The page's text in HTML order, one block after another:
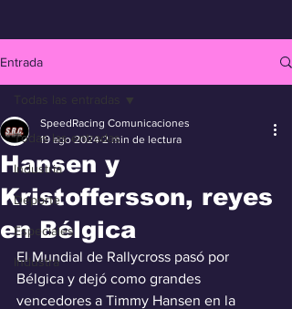
Entrada
Todas las entradas
Industria
Deporte
Especiales
Industra
Todas las entradas
Hansen y
Kristoffersson, reyes
en Bélgica
SpeedRacing Comunicaciones
19 ago 2024 2 min de lectura
El Mundial de Rallycross pasó por
Bélgica y dejó como grandes
vencedores a Timmy Hansen en la